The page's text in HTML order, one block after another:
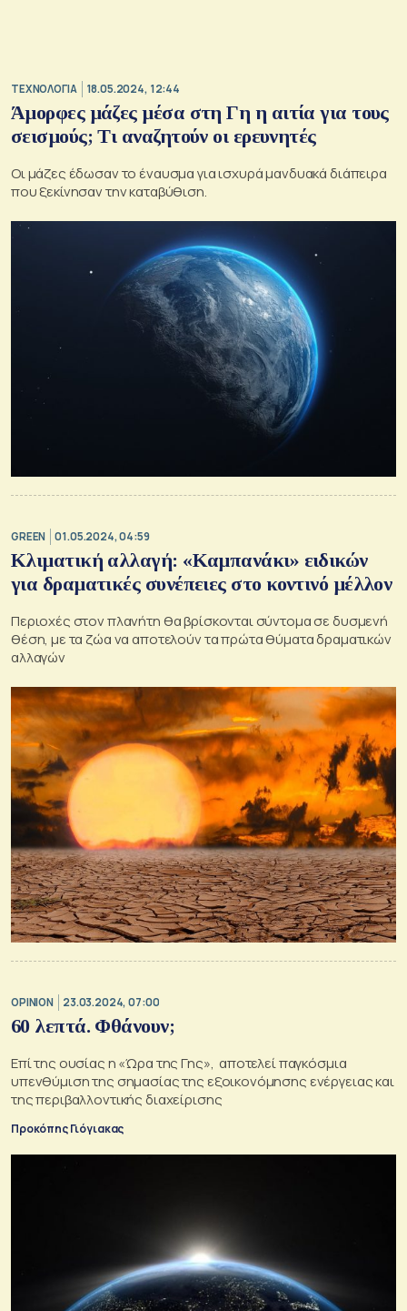
ΤΕΧΝΟΛΟΓΙΑ 18.05.2024, 12:44
Άμορφες μάζες μέσα στη Γη η αιτία για τους
σεισμούς; Τι αναζητούν οι ερευνητές
Οι μάζες έδωσαν το έναυσμα για ισχυρά μανδυακά διάπειρα
που ξεκίνησαν την καταβύθιση.
GREEN 01.05.2024, 04:59
Κλιματική αλλαγή: «Καμπανάκι» ειδικών
για δραματικές συνέπειες στο κοντινό μέλλον
Περιοχές στον πλανήτη θα βρίσκονται σύντομα σε δυσμενή
θέση, με τα ζώα να αποτελούν τα πρώτα θύματα δραματικών
αλλαγών
OPINION 23.03.2024, 07:00
60 λεπτά. Φθάνουν;
Επί της ουσίας η «Ώρα της Γης», αποτελεί παγκόσμια
υπενθύμιση της σημασίας της εξοικονόμησης ενέργειας και
της περιβαλλοντικής διαχείρισης
Προκόπης Γιόγιακας